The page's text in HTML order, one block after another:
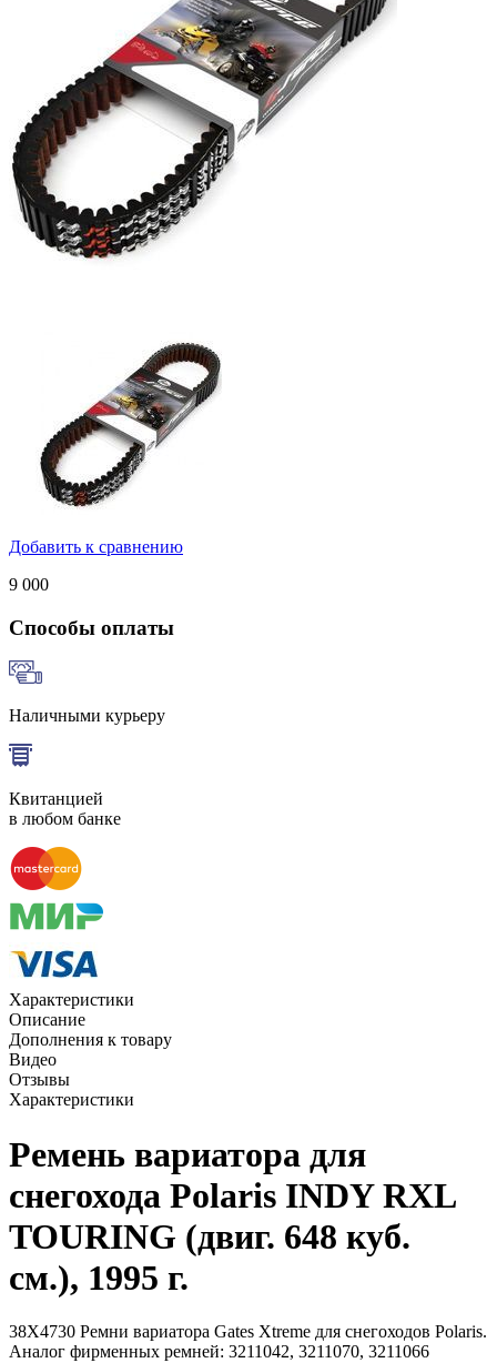
Добавить к сравнению
9 000
Способы оплаты
Наличными курьеру
Квитанцией
в любом банке
Характеристики
Описание
Дополнения к товару
Видео
Отзывы
Характеристики
Ремень вариатора для
снегохода Polaris INDY RXL
TOURING (двиг. 648 куб.
см.), 1995 г.
38X4730 Ремни вариатора Gates Xtreme для снегоходов Polaris.
Аналог фирменных ремней: 3211042, 3211070, 3211066